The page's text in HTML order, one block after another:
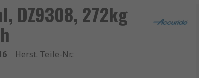
DZ9308, 272kg
Herst. Teile-Nr.: